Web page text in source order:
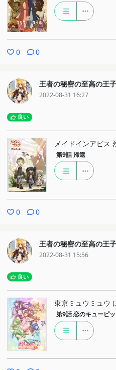
0 0
王者の秘密の至高の王子
2022-08-31 16:27
良い
メイドインアビス
第9話 帰還
0 0
王者の秘密の至高の王子
2022-08-31 15:56
良い
東京ミュウミュウ
第9話 恋のキューピ